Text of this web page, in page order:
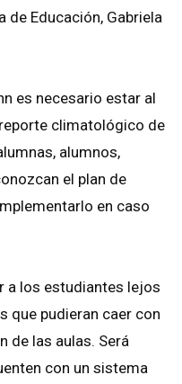
de Educación, Gabriela
es necesario estar al
climatológico de
alumnos,
el plan de
en caso
a los estudiantes lejos
que pudieran caer con
de las aulas. Será
con un sistema